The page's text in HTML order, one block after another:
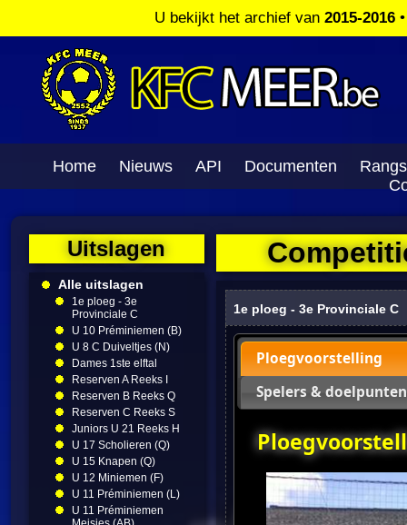
U bekijkt het archief van 2015-2016
Home Nieuws API Documenten
Uitslagen
Alle uitslagen
1e ploeg - 3e
Provinciale C
U 10 Préminiemen (B)
U 8 C Duiveltjes (N)
Dames 1ste elftal
Reserven A Reeks I
Reserven B Reeks Q
Reserven C Reeks S
Juniors U 21 Reeks H
U 17 Scholieren (Q)
U 15 Knapen (Q)
U 12 Miniemen (F)
U 11 Préminiemen (L)
U 11 Préminiemen
1e ploeg - 3e Provinciale C
Ploegvoorstelling
Spelers & doelpunten